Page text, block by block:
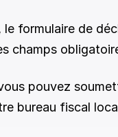
le formulaire de
champs
pouvez
bureau fiscal